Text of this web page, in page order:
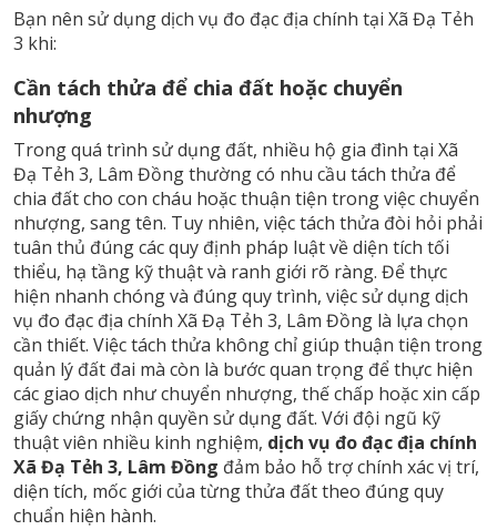
Bạn nên sử dụng dịch vụ đo đạc địa chính tại Xã Đạ Tẻh
3 khi:
Cần tách thửa để chia đất hoặc chuyển
nhượng
Trong quá trình sử dụng đất, nhiều hộ gia đình tại Xã
Đạ Tẻh 3, Lâm Đồng thường có nhu cầu tách thửa để
chia đất cho con cháu hoặc thuận tiện trong việc chuyển
nhượng, sang tên. Tuy nhiên, việc tách thửa đòi hỏi phải
tuân thủ đúng các quy định pháp luật về diện tích tối
thiểu, hạ tầng kỹ thuật và ranh giới rõ ràng. Để thực
hiện nhanh chóng và đúng quy trình, việc sử dụng dịch
vụ đo đạc địa chính Xã Đạ Tẻh 3, Lâm Đồng là lựa chọn
cần thiết. Việc tách thửa không chỉ giúp thuận tiện trong
quản lý đất đai mà còn là bước quan trọng để thực hiện
các giao dịch như chuyển nhượng, thế chấp hoặc xin cấp
giấy chứng nhận quyền sử dụng đất. Với đội ngũ kỹ
thuật viên nhiều kinh nghiệm, dịch vụ đo đạc địa chính
Xã Đạ Tẻh 3, Lâm Đồng đảm bảo hỗ trợ chính xác vị trí,
diện tích, mốc giới của từng thửa đất theo đúng quy
chuẩn hiện hành.